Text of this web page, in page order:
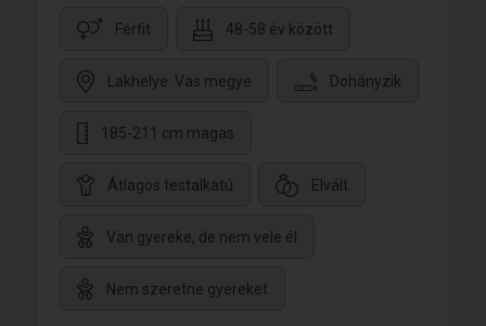
Férfit 48-58 év között
Lakhelye: Vas megye Dohányzik
185-211 cm magas
Átlagos testalkatú Elvált
Van gyereke, de nem vele él
Nem szeretne gyereket